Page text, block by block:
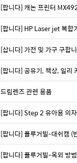
[팝니다] 캐논 프린터
[팝니다] HP Laser jet 복합
[삽니다] 가전 및 가구 구합
[팝니다] 공유기, 책상, 일리
드림렌즈 관련 용품
[팝니다] Step 2 유아용 의자
[팝니다] 플루거빌-대쉬캠 (
[팝니다] 플루거빌-옥외 방